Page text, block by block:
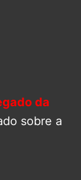
da
sobre a